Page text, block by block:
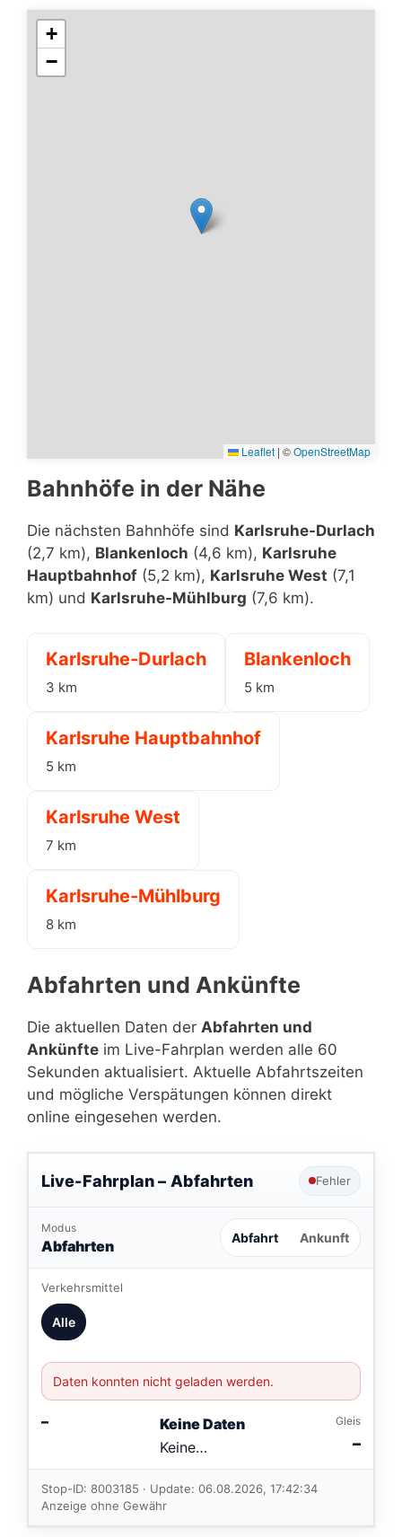
+
−
Leaflet | ©OpenStreetMap
Bahnhöfe in der Nähe
Die nächsten Bahnhöfe sind Karlsruhe-Durlach
(2,7 km), Blankenloch (4,6 km), Karlsruhe
Hauptbahnhof (5,2 km), Karlsruhe West (7,1
km) und Karlsruhe-Mühlburg (7,6 km).
Karlsruhe-Durlach
3 km
Blankenloch
5 km
Karlsruhe Hauptbahnhof
5 km
Karlsruhe West
7 km
Karlsruhe-Mühlburg
8 km
Abfahrten und Ankünfte
Die aktuellen Daten der Abfahrten und
Ankünfte im Live-Fahrplan werden alle 60
Sekunden aktualisiert. Aktuelle Abfahrtszeiten
und mögliche Verspätungen können direkt
online eingesehen werden.
Live-Fahrplan – Abfahrten Fehler
Modus
Abfahrten Abfahrt Ankunft
Verkehrsmittel
Alle
Daten konnten nicht geladen werden.
–
Keine Daten
Keine
Verbindungen
im aktuellen
Feed.
Gleis
–
Stop-ID: 8003185 · Update: 06.08.2026, 17:42:34
Anzeige ohne Gewähr